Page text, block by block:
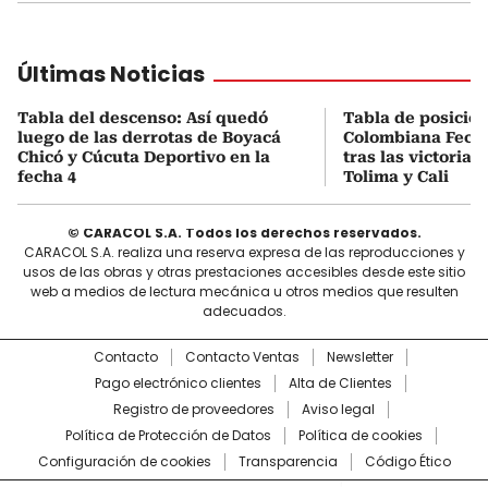
Últimas Noticias
Tabla del descenso: Así quedó
luego de las derrotas de Boyacá
Chicó y Cúcuta Deportivo en la
fecha 4
Tabla de
Colombiana
tras las victorias
Tolima y Cali
© CARACOL S.A. Todos los derechos reservados.
CARACOL S.A. realiza una reserva expresa de las reproducciones y
usos de las obras y otras prestaciones accesibles desde este sitio
web a medios de lectura mecánica u otros medios que resulten
adecuados.
Contacto Contacto Ventas
Newsletter
Pago electrónico clientes
Alta de Clientes
Registro de proveedores
Aviso legal
Política de Protección de Datos
Política de cookies
Configuración de cookies
Transparencia Código Ético